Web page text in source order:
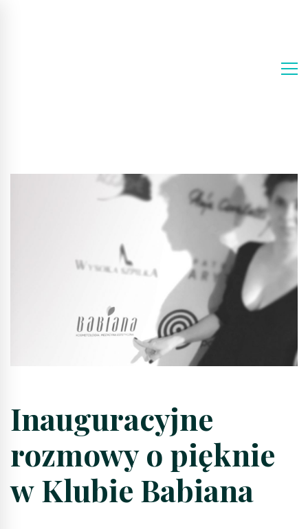
Inauguracyjne
rozmowy o pięknie
w Klubie Babiana